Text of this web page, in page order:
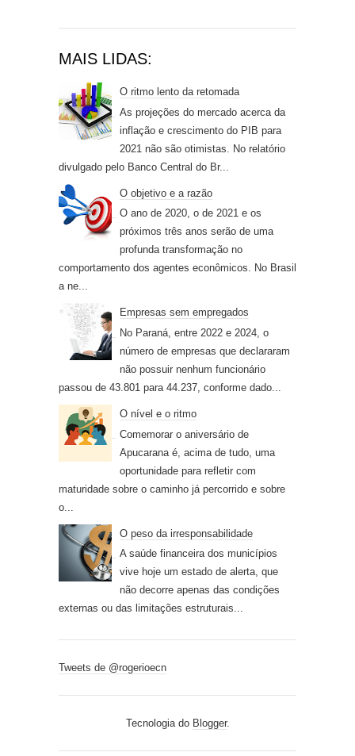
MAIS LIDAS:
O ritmo lento da retomada
As projeções do mercado acerca da
inflação e crescimento do PIB para
2021 não são otimistas. No relatório
divulgado pelo Banco Central do Br...
O objetivo e a razão
O ano de 2020, o de 2021 e os
próximos três anos serão de uma
profunda transformação no
comportamento dos agentes econômicos. No Brasil
a ne...
Empresas sem empregados
No Paraná, entre 2022 e 2024, o
número de empresas que declararam
não possuir nenhum funcionário
passou de 43.801 para 44.237, conforme dado...
O nível e o ritmo
Comemorar o aniversário de
Apucarana é, acima de tudo, uma
oportunidade para refletir com
maturidade sobre o caminho já percorrido e sobre
o...
O peso da irresponsabilidade
A saúde financeira dos municípios
vive hoje um estado de alerta, que
não decorre apenas das condições
externas ou das limitações estruturais...
Tweets de @rogerioecn
Tecnologia do Blogger.